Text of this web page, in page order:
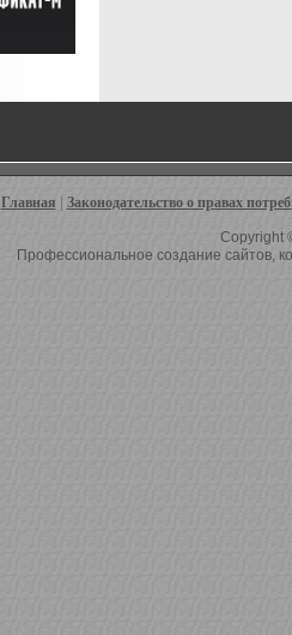
Главная Законодательство о правах
Copyright
Профессиональное создание сайтов,